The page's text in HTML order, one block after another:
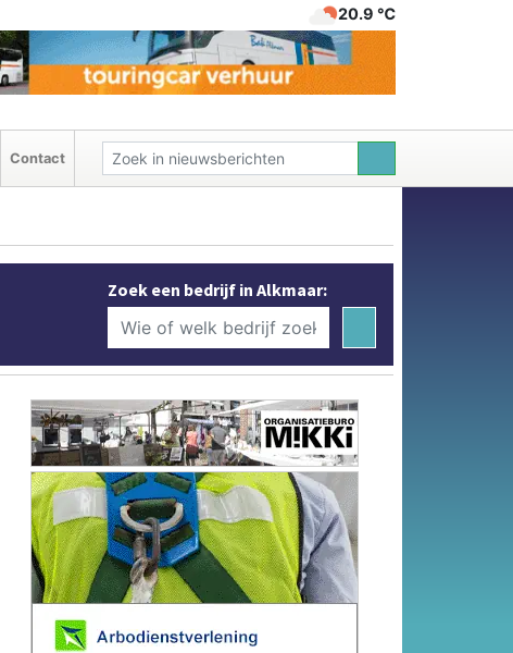
20.9 ℃
Contact
Zoek een bedrijf in Alkmaar: